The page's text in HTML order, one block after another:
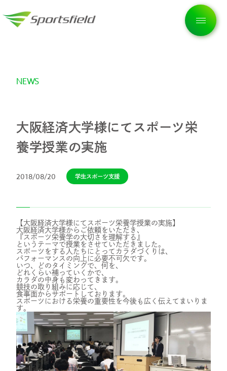
企業情報
スタッフ紹介
IR
ニュース
NEWS
大阪経済大学様にてスポーツ栄
養学授業の実施
2018/08/20 学生スポーツ支援
【大阪経済大学様にてスポーツ栄養学授業の実施】
大阪経済大学様からご依頼をいただき、
『スポーツ栄養学の大切さを理解する』
というテーマで授業をさせていただきました。
スポーツをする人たちにとってカラダづくりは、
パフォーマンスの向上に必要不可欠です。
いつ、どのタイミングで、何を、
どれくらい補っていくかで、
カラダの中身も変わってきます。
競技の取り組みに応じて、
食事面からサポートしております。
スポーツにおける栄養の重要性を今後も広く伝えてまいりま
す。